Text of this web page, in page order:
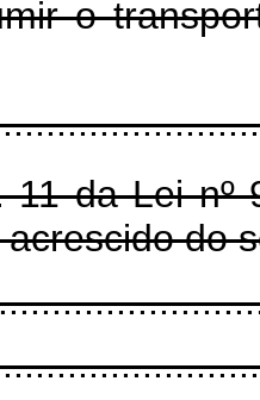
o
da Lei nº
do